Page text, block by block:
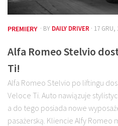
PREMIERY · BY DAILY DRIVER · 17 GRU,
Alfa Romeo Stelvio
Ti!
Alfa Romeo Stelvio po liftingu
Veloce Ti. Auto nawiązuje
a do tego posiada nowe
pasażerską. Kliencie Alfy Romeo